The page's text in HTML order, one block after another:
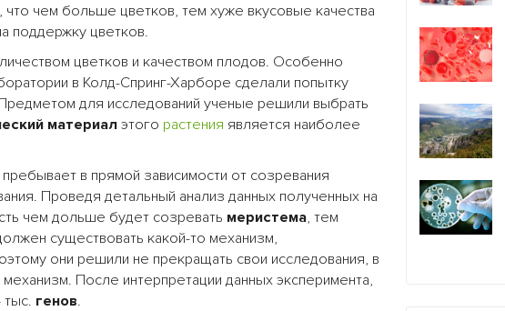
чем больше цветков, тем хуже вкусовые качества
поддержку цветков.
цветков и качеством плодов. Особенно
в Колд-Спринг-Харборе сделали попытку
для исследований ученые решили выбрать
материалэтого растения является наиболее
в прямой зависимости от созревания
Проведя детальный анализ данных полученных на
чем дольше будет созревать меристема, тем
существовать какой-то механизм,
они решили не прекращать свои исследования, в
После интерпретации данных эксперимента,
генов.